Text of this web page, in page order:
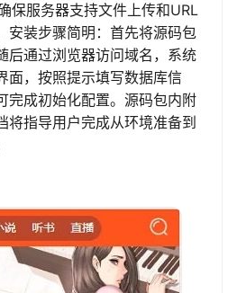
保服务器支持文件上传和URL
安装步骤简明：首先将源码包
后通过浏览器访问域名，系统
面，按照提示填写数据库信
完成初始化配置。源码包内附
将指导用户完成从环境准备到